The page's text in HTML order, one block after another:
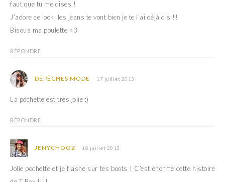
faut que tu me dises !
J’adore ce look, les jeans te vont bien je te l’ai déjà dis !!
Bisous ma poulette <3
RÉPONDRE
DÉPÊCHES MODE 17 juillet 2013
La pochette est très jolie :)
RÉPONDRE
JENYCHOOZ 18 juillet 2013
Jolie pochette et je flashe sur tes boots ! C’est énorme cette histoire